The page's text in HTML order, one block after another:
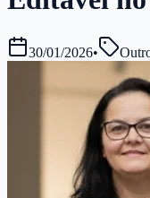
30/01/2026•